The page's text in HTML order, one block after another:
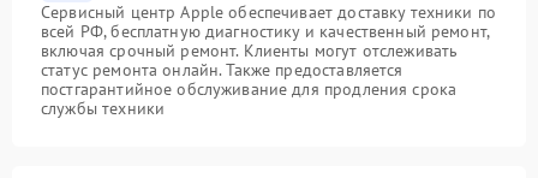
Сервисный центр Apple обеспечивает доставку техники по
всей РФ, бесплатную диагностику и качественный ремонт,
включая срочный ремонт. Клиенты могут отслеживать
статус ремонта онлайн. Также предоставляется
постгарантийное обслуживание для продления срока
службы техники